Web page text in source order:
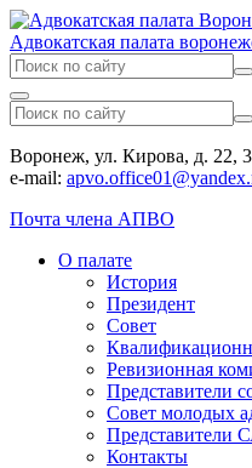
Адвокатская палата
Воронеж, ул. Кирова, д. 22,
e-mail:
Почта члена АПВО
О палате
История
Президент
Совет
Ревизионная
Представители
Совет молодых
Представители
Контакты